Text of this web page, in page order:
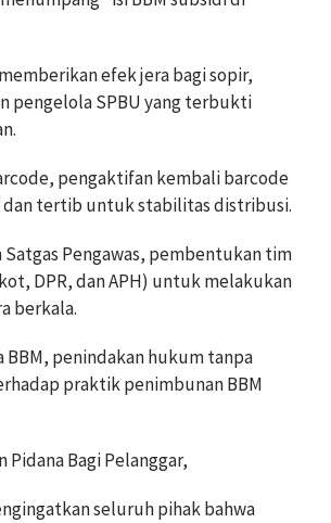
efek jera bagi sopir,
pengelola SPBU yang terbukti
pengaktifan kembali barcode
dan tertib untuk stabilitas distribusi.
Pengawas, pembentukan tim
DPR, dan APH) untuk melakukan
berkala.
BBM, penindakan hukum tanpa
praktik penimbunan BBM
Pidana Bagi Pelanggar,
seluruh pihak bahwa